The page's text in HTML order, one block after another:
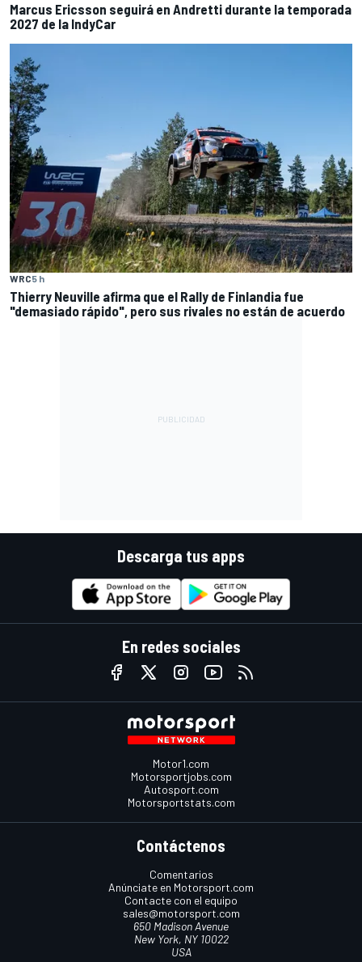
Marcus Ericsson seguirá en Andretti durante la temporada
2027 de la IndyCar
WRC5 h
Thierry Neuville afirma que el Rally de Finlandia fue
"demasiado rápido", pero sus rivales no están de acuerdo
Descarga tus apps
En redes sociales
Motor1.com
Motorsportjobs.com
Autosport.com
Motorsportstats.com
Contáctenos
Comentarios
Anúnciate en Motorsport.com
Contacte con el equipo
sales@motorsport.com
650 Madison Avenue
New York, NY 10022
USA